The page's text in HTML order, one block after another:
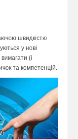
швидкістю
у нові
(і
та компетенцій.